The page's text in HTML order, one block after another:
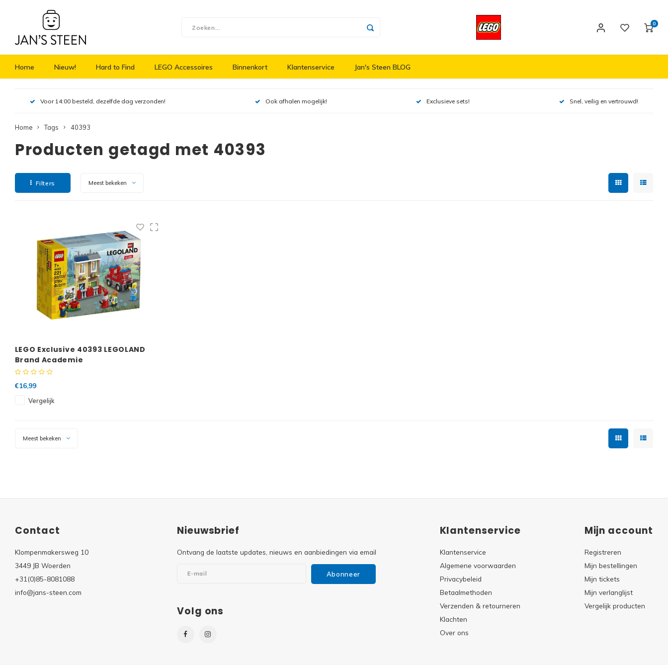
0
Home Nieuw! Hard to Find LEGO Accessoires Binnenkort Klantenservice Jan's Steen BLOG
Voor 14:00 besteld, dezelfde dag verzonden! Ook afhalen mogelijk! Exclusieve sets! Snel, veilig en vertrouwd!
Home Tags 40393
Producten getagd met 40393
Filters Meest bekeken
LEGO Exclusive 40393 LEGOLAND
Brand Academie
€16,99
Vergelijk
Meest bekeken
Contact
Klompenmakersweg 10
3449 JB Woerden
+31(0)85-8081088
info@jans-steen.com
Nieuwsbrief
Ontvang de laatste updates, nieuws en aanbiedingen via email
Abonneer
Volg ons
Klantenservice
Klantenservice
Algemene voorwaarden
Privacybeleid
Betaalmethoden
Verzenden & retourneren
Klachten
Over ons
Mijn account
Registreren
Mijn bestellingen
Mijn tickets
Mijn verlanglijst
Vergelijk producten